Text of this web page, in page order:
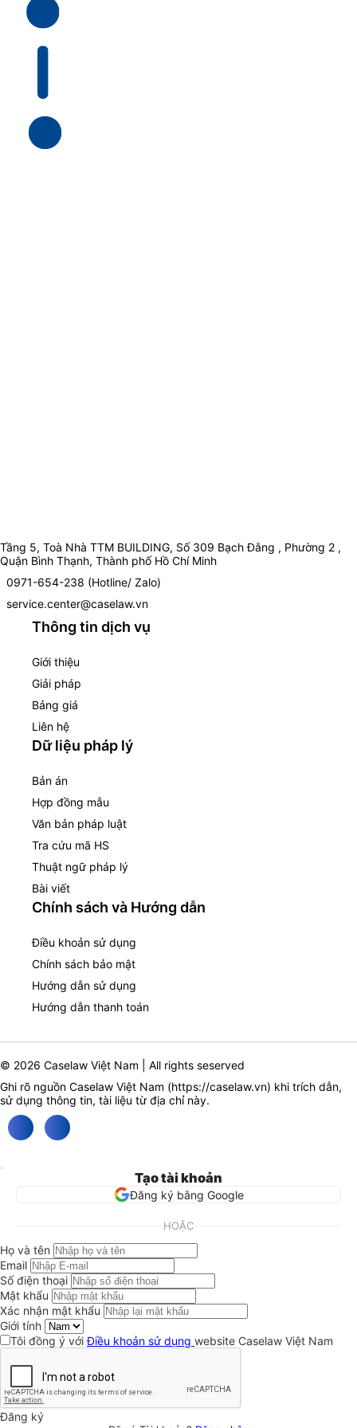
Tầng 5, Toà Nhà TTM BUILDING, Số 309 Bạch Đằng , Phường 2 ,
Quận Bình Thạnh, Thành phố Hồ Chí Minh
0971-654-238 (Hotline/ Zalo)
service.center@caselaw.vn
Thông tin dịch vụ
Giới thiệu
Giải pháp
Bảng giá
Liên hệ
Dữ liệu pháp lý
Bản án
Hợp đồng mẫu
Văn bản pháp luật
Tra cứu mã HS
Thuật ngữ pháp lý
Bài viết
Chính sách và Hướng dẫn
Điều khoản sử dụng
Chính sách bảo mật
Hướng dẫn sử dụng
Hướng dẫn thanh toán
© 2026 Caselaw Việt Nam | All rights seserved
Ghi rõ nguồn Caselaw Việt Nam (https://caselaw.vn) khi trích dẫn,
sử dụng thông tin, tài liệu từ địa chỉ này.
Tạo tài khoản
Đăng ký bằng Google
HOẶC
Họ và tên
Email
Số điện thoại
Mật khẩu
Xác nhận mật khẩu
Giới tính
Tôi đồng ý vớiĐiều khoản sử dụng website Caselaw Việt Nam
Đăng ký